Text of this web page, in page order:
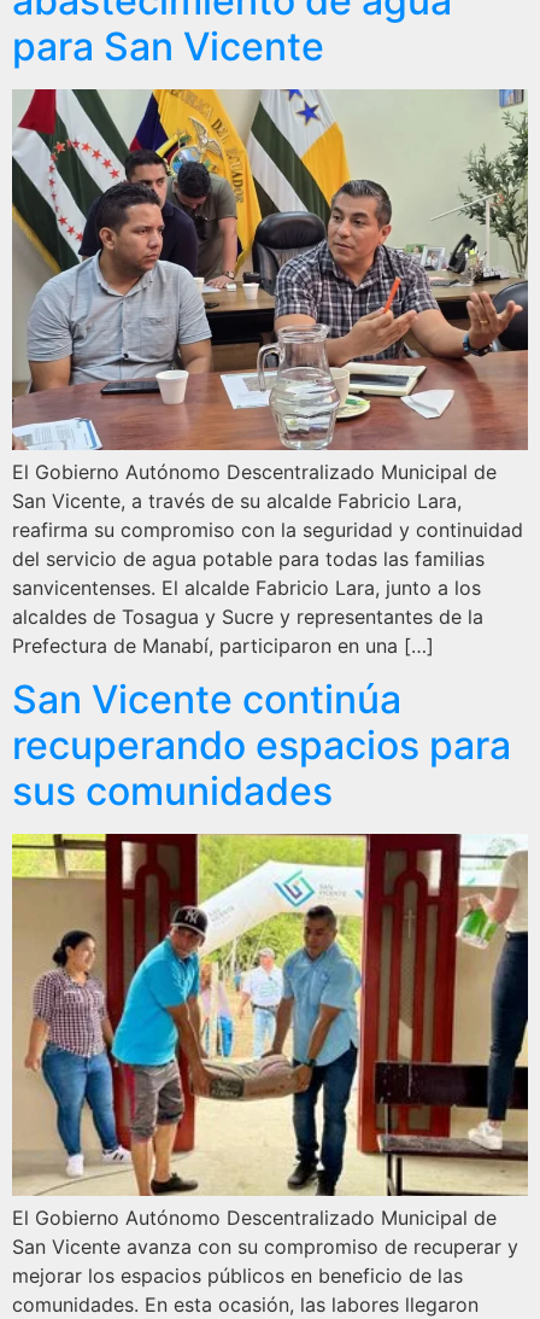
para San Vicente
El Gobierno Autónomo Descentralizado Municipal de
San Vicente, a través de su alcalde Fabricio Lara,
reafirma su compromiso con la seguridad y continuidad
del servicio de agua potable para todas las familias
sanvicentenses. El alcalde Fabricio Lara, junto a los
alcaldes de Tosagua y Sucre y representantes de la
Prefectura de Manabí, participaron en una […]
San Vicente continúa
recuperando espacios para
sus comunidades
El Gobierno Autónomo Descentralizado Municipal de
San Vicente avanza con su compromiso de recuperar y
mejorar los espacios públicos en beneficio de las
comunidades. En esta ocasión, las labores llegaron